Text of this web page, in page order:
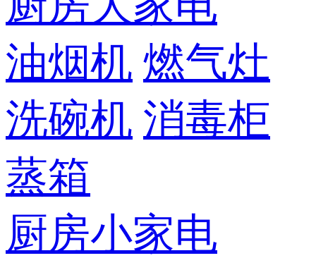
油烟机 燃气灶
洗碗机 消毒柜
蒸箱
厨房小家电